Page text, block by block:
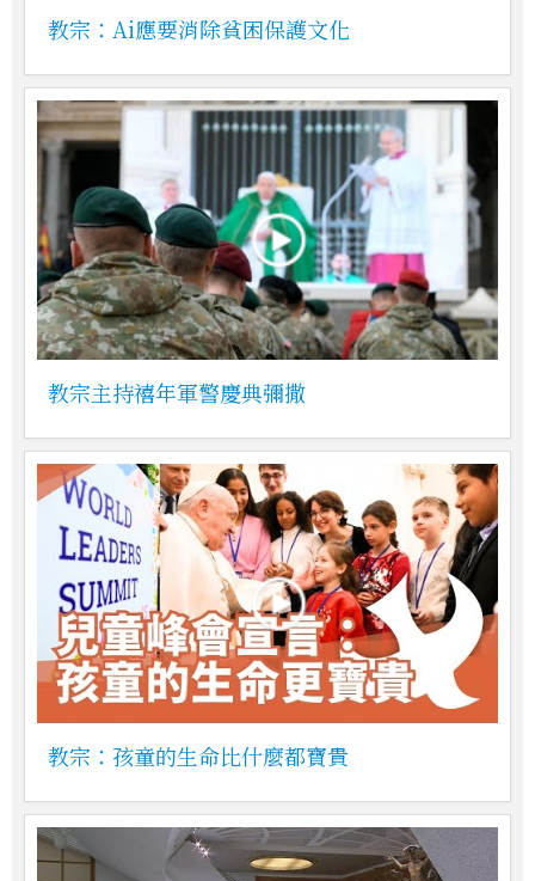
教宗：Ai應要消除貧困保護文化
教宗主持禧年軍警慶典彌撒
教宗：孩童的生命比什麼都寶貴